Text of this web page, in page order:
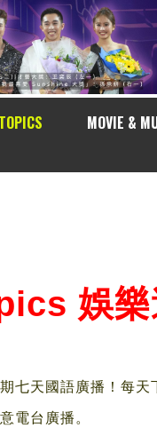
MOVIE &
娛樂
七天國語廣播！每
電台廣播。